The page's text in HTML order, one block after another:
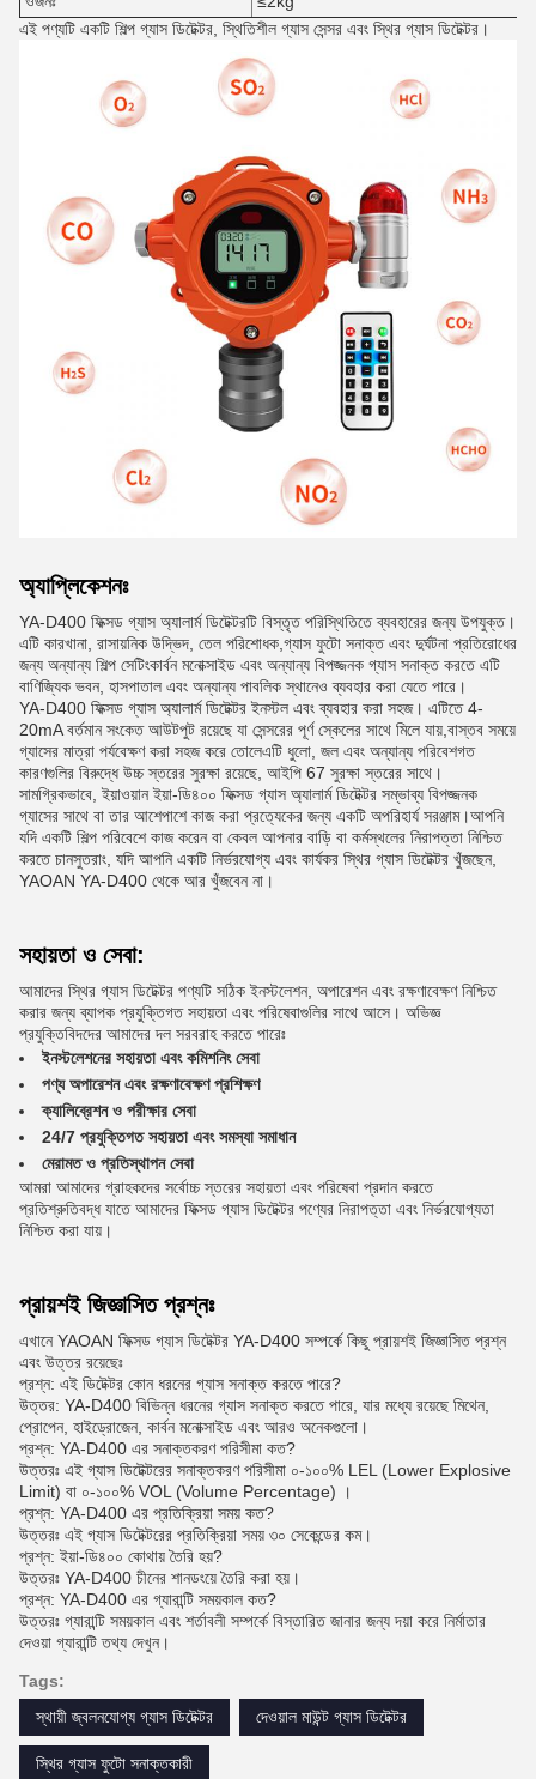
এই পণ্যটি একটি শিল্প গ্যাস ডিটেক্টর, স্থিতিশীল গ্যাস সেন্সর এবং স্থির গ্যাস ডিটেক্টর।
অ্যাপ্লিকেশনঃ
YA-D400 ফিক্সড গ্যাস অ্যালার্ম ডিটেক্টরটি বিস্তৃত পরিস্থিতিতে ব্যবহারের জন্য উপযুক্ত।
এটি কারখানা, রাসায়নিক উদ্ভিদ, তেল পরিশোধক,গ্যাস ফুটো সনাক্ত এবং দুর্ঘটনা প্রতিরোধের
জন্য অন্যান্য শিল্প সেটিংকার্বন মনোক্সাইড এবং অন্যান্য বিপজ্জনক গ্যাস সনাক্ত করতে এটি
বাণিজ্যিক ভবন, হাসপাতাল এবং অন্যান্য পাবলিক স্থানেও ব্যবহার করা যেতে পারে।
YA-D400 ফিক্সড গ্যাস অ্যালার্ম ডিটেক্টর ইনস্টল এবং ব্যবহার করা সহজ। এটিতে 4-
20mA বর্তমান সংকেত আউটপুট রয়েছে যা সেন্সরের পূর্ণ স্কেলের সাথে মিলে যায়,বাস্তব সময়ে
গ্যাসের মাত্রা পর্যবেক্ষণ করা সহজ করে তোলেএটি ধুলো, জল এবং অন্যান্য পরিবেশগত
কারণগুলির বিরুদ্ধে উচ্চ স্তরের সুরক্ষা রয়েছে, আইপি 67 সুরক্ষা স্তরের সাথে।
সামগ্রিকভাবে, ইয়াওয়ান ইয়া-ডি৪০০ ফিক্সড গ্যাস অ্যালার্ম ডিটেক্টর সম্ভাব্য বিপজ্জনক
গ্যাসের সাথে বা তার আশেপাশে কাজ করা প্রত্যেকের জন্য একটি অপরিহার্য সরঞ্জাম।আপনি
যদি একটি শিল্প পরিবেশে কাজ করেন বা কেবল আপনার বাড়ি বা কর্মস্থলের নিরাপত্তা নিশ্চিত
করতে চানসুতরাং, যদি আপনি একটি নির্ভরযোগ্য এবং কার্যকর স্থির গ্যাস ডিটেক্টর খুঁজছেন,
YAOAN YA-D400 থেকে আর খুঁজবেন না।
সহায়তা ও সেবা:
আমাদের স্থির গ্যাস ডিটেক্টর পণ্যটি সঠিক ইনস্টলেশন, অপারেশন এবং রক্ষণাবেক্ষণ নিশ্চিত
করার জন্য ব্যাপক প্রযুক্তিগত সহায়তা এবং পরিষেবাগুলির সাথে আসে। অভিজ্ঞ
প্রযুক্তিবিদদের আমাদের দল সরবরাহ করতে পারেঃ
ইনস্টলেশনের সহায়তা এবং কমিশনিং সেবা
পণ্য অপারেশন এবং রক্ষণাবেক্ষণ প্রশিক্ষণ
ক্যালিব্রেশন ও পরীক্ষার সেবা
24/7 প্রযুক্তিগত সহায়তা এবং সমস্যা সমাধান
মেরামত ও প্রতিস্থাপন সেবা
আমরা আমাদের গ্রাহকদের সর্বোচ্চ স্তরের সহায়তা এবং পরিষেবা প্রদান করতে
প্রতিশ্রুতিবদ্ধ যাতে আমাদের ফিক্সড গ্যাস ডিটেক্টর পণ্যের নিরাপত্তা এবং নির্ভরযোগ্যতা
নিশ্চিত করা যায়।
প্রায়শই জিজ্ঞাসিত প্রশ্নঃ
এখানে YAOAN ফিক্সড গ্যাস ডিটেক্টর YA-D400 সম্পর্কে কিছু প্রায়শই জিজ্ঞাসিত প্রশ্ন
এবং উত্তর রয়েছেঃ
প্রশ্ন: এই ডিটেক্টর কোন ধরনের গ্যাস সনাক্ত করতে পারে?
উত্তর: YA-D400 বিভিন্ন ধরনের গ্যাস সনাক্ত করতে পারে, যার মধ্যে রয়েছে মিথেন,
প্রোপেন, হাইড্রোজেন, কার্বন মনোক্সাইড এবং আরও অনেকগুলো।
প্রশ্ন: YA-D400 এর সনাক্তকরণ পরিসীমা কত?
উত্তরঃ এই গ্যাস ডিটেক্টরের সনাক্তকরণ পরিসীমা ০-১০০% LEL (Lower Explosive
Limit) বা ০-১০০% VOL (Volume Percentage) ।
প্রশ্ন: YA-D400 এর প্রতিক্রিয়া সময় কত?
উত্তরঃ এই গ্যাস ডিটেক্টরের প্রতিক্রিয়া সময় ৩০ সেকেন্ডের কম।
প্রশ্ন: ইয়া-ডি৪০০ কোথায় তৈরি হয়?
উত্তরঃ YA-D400 চীনের শানডংয়ে তৈরি করা হয়।
প্রশ্ন: YA-D400 এর গ্যারান্টি সময়কাল কত?
উত্তরঃ গ্যারান্টি সময়কাল এবং শর্তাবলী সম্পর্কে বিস্তারিত জানার জন্য দয়া করে নির্মাতার
দেওয়া গ্যারান্টি তথ্য দেখুন।
Tags:
স্থায়ী জ্বলনযোগ্য গ্যাস ডিটেক্টর
দেওয়াল মাউন্ট গ্যাস ডিটেক্টর
স্থির গ্যাস ফুটো সনাক্তকারী